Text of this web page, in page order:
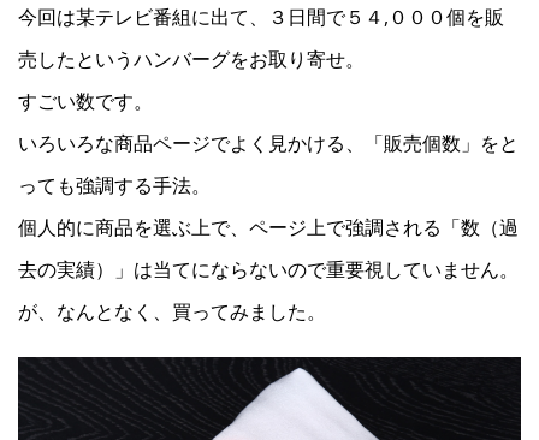
今回は某テレビ番組に出て、３日間で５４,０００個を販
売したというハンバーグをお取り寄せ。
すごい数です。
いろいろな商品ページでよく見かける、「販売個数」をと
っても強調する手法。
個人的に商品を選ぶ上で、ページ上で強調される「数（過
去の実績）」は当てにならないので重要視していません。
が、なんとなく、買ってみました。